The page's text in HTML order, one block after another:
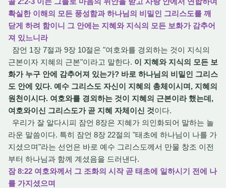
확실한 이해의 모든 풍성함과 하나님의 비밀인 그리스도를 깨
닫게 하려 함이니 그 안에는 지혜와 지식의 모든 보화가 감추어
져 있느니라
잠언 1장 7절과 9장 10절은 "여호와를 경외하는 것이 지식의
근본이자 지혜의 근본"이라고 말한다. 이 지혜와 지식의 모든 보
화가 누구 안에 감추어져 있는가? 바로 하나님의 비밀인 그리스
도 안에 있다. 예수 그리스도 자신이 지혜의 총체이시며, 지혜의
원천이시다. 여호와를 경외하는 것이 지혜의 근본이라 했는데,
여호와이신 그리스도가 곧 지혜 자체이신 것이다.
우리가 잘 알다시피 잠언 8장은 지혜가 의인화되어 말하는 놀
라운 말씀이다. 특히 잠언 8장 22절의 "태초에 하나님이 나를 가
지셨으며"라는 선언은 바로 예수 그리스도께서 만물 창조 이전
부터 하나님과 함께 계셨음을 드러낸다.
잠 8:22 여호와께서 그 조화의 시작 곧 태초에 일하시기 전에 나
를 가지셨으며